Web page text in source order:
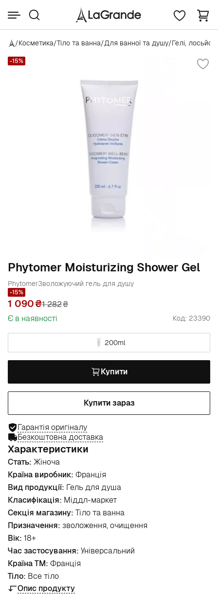
/Косметика/Тіло та ванна/Для ванної та душу/Гелі,
-15%
Phytomer Moisturizing Shower Gel
PhytomerЗволожуючий гель для душу
-15%
1 090 1 282₴
Є в наявності
Код: 23390
200ml
Купити
Купити зараз
Гарантія оригіналу
Безкоштовна доставка
Характеристики
Стать: Жіноча
Країна виробник: Франція
Вид продукції: Гель для душа
Класифікація: Міддл-маркет
Секція магазину: Тіло та ванна
Призначення: зволоження, очищення
Вік: 18+
Час застосування: Універсальний
Країна ТМ: Франція
Тіло: Все тіло
Опис продукту